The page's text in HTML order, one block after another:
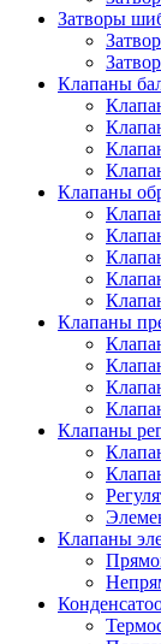
Затворы
Клапаны
Клапаны
Клапаны
Клапаны
Клапаны